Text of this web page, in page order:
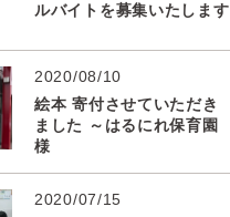
ルバイトを募集いたします
2020/08/10
絵本 寄付させていただき
ました ～はるにれ保育園
様
2020/07/15